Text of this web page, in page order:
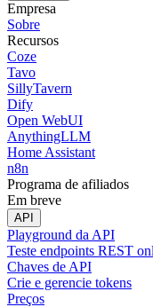
Empresa
Sobre
Recursos
Coze
Tavo
SillyTavern
Dify
Open WebUI
AnythingLLM
Home Assistant
n8n
Programa de afiliados
Em breve
API
Playground da API
Teste endpoints REST
Chaves de API
Crie e gerencie tokens
Preços